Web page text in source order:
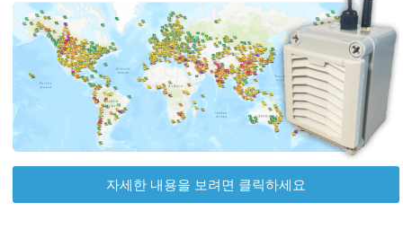
자세한 내용을 보려면 클릭하세요